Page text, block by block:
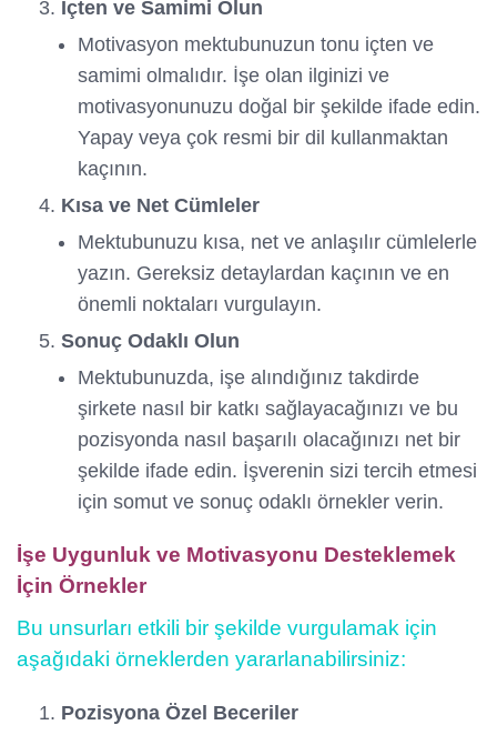
İçten ve Samimi Olun
Motivasyon mektubunuzun tonu içten ve
samimi olmalıdır. İşe olan ilginizi ve
motivasyonunuzu doğal bir şekilde ifade edin.
Yapay veya çok resmi bir dil kullanmaktan
kaçının.
Kısa ve Net Cümleler
Mektubunuzu kısa, net ve anlaşılır cümlelerle
yazın. Gereksiz detaylardan kaçının ve en
önemli noktaları vurgulayın.
Sonuç Odaklı Olun
Mektubunuzda, işe alındığınız takdirde
şirkete nasıl bir katkı sağlayacağınızı ve bu
pozisyonda nasıl başarılı olacağınızı net bir
şekilde ifade edin. İşverenin sizi tercih etmesi
için somut ve sonuç odaklı örnekler verin.
İşe Uygunluk ve Motivasyonu Desteklemek
İçin Örnekler
Bu unsurları etkili bir şekilde vurgulamak için
aşağıdaki örneklerden yararlanabilirsiniz:
Pozisyona Özel Beceriler